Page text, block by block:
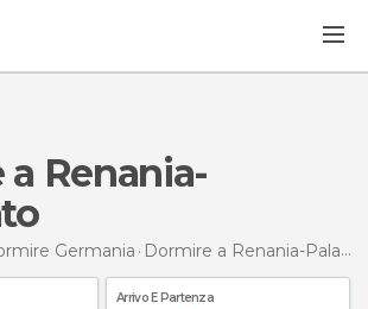
Germania Dormire a Renania-Palatinato
Arrivo E Partenza